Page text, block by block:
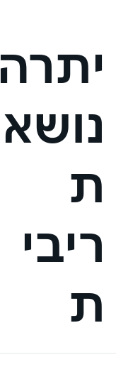
יתרה
נושא
ת
ריבי
ת